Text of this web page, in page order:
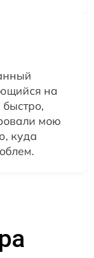
на
мою
куда